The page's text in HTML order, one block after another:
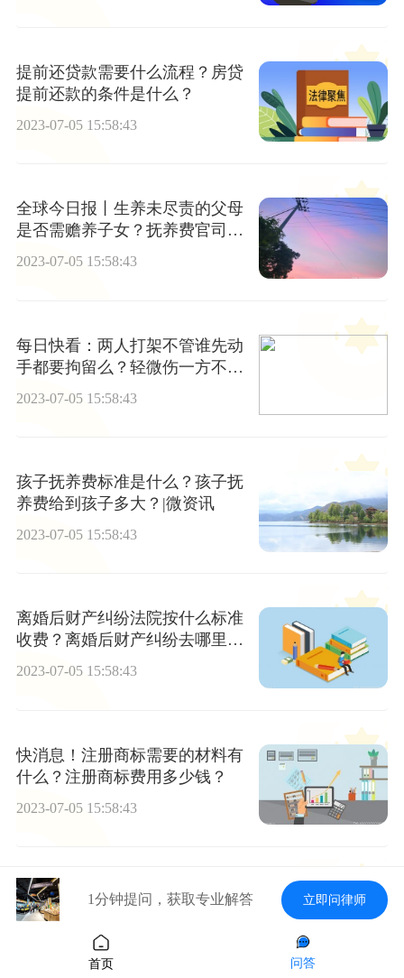
提前还贷款需要什么流程？房贷
提前还款的条件是什么？
2023-07-05 15:58:43
全球今日报丨生养未尽责的父母
是否需赡养子女？抚养费官司要
多久？
2023-07-05 15:58:43
每日快看：两人打架不管谁先动
手都要拘留么？轻微伤一方不同
2023-07-05 15:58:43
孩子抚养费标准是什么？孩子抚
养费给到孩子多大？|微资讯
2023-07-05 15:58:43
离婚后财产纠纷法院按什么标准
收费？离婚后财产纠纷去哪里起
诉？|今日热闻
2023-07-05 15:58:43
快消息！注册商标需要的材料有
什么？注册商标费用多少钱？
2023-07-05 15:58:43
这个以英雄命名的派出所不负英
雄之名——永州道县陈树湘派出
所传承发扬红色基因打造忠诚警
队|天天快看
2023-07-05 15:58:43
1分钟提问，获取专业解答 立即问律师
首页 问答